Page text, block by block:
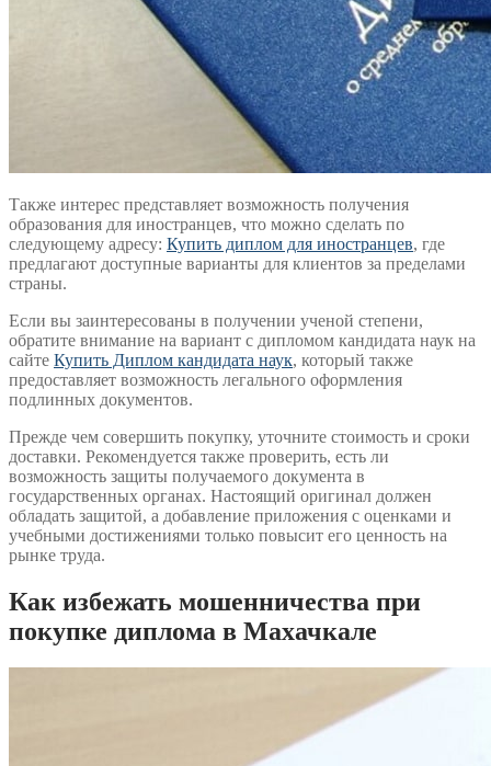
Также интерес представляет возможность получения
образования для иностранцев, что можно сделать по
следующему адресу: Купить диплом для иностранцев, где
предлагают доступные варианты для клиентов за пределами
страны.
Если вы заинтересованы в получении ученой степени,
обратите внимание на вариант с дипломом кандидата наук на
сайте Купить Диплом кандидата наук, который также
предоставляет возможность легального оформления
подлинных документов.
Прежде чем совершить покупку, уточните стоимость и сроки
доставки. Рекомендуется также проверить, есть ли
возможность защиты получаемого документа в
государственных органах. Настоящий оригинал должен
обладать защитой, а добавление приложения с оценками и
учебными достижениями только повысит его ценность на
рынке труда.
Как избежать мошенничества при
покупке диплома в Махачкале